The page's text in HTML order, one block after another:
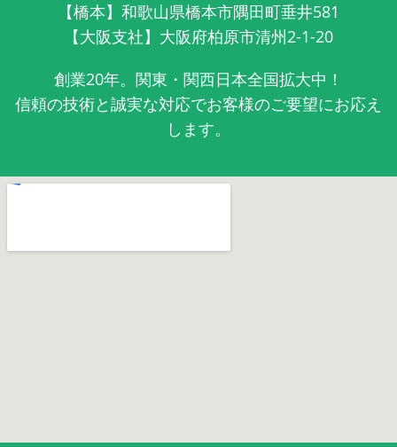
【橋本】和歌山県橋本市隅田町垂井581
【大阪支社】大阪府柏原市清州2-1-20
創業20年。関東・関西日本全国拡大中！
信頼の技術と誠実な対応でお客様のご要望にお応え
します。